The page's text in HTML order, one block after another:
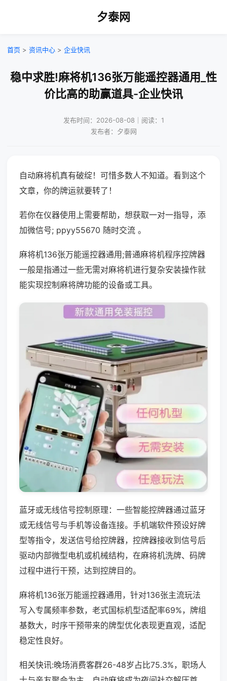
夕泰网
首页 > 资讯中心 > 企业快讯
稳中求胜!麻将机136张万能遥控器通用_性
价比高的助赢道具-企业快讯
发布时间：2026-08-08｜阅读：1
发布者：夕泰网
自动麻将机真有破绽！可惜多数人不知道。看到这个
文章，你的牌运就要转了！
若你在仪器使用上需要帮助，想获取一对一指导，添
加微信号; ppyy55670 随时交流 。
麻将机136张万能遥控器通用;普通麻将机程序控牌器
一般是指通过一些无需对麻将机进行复杂安装操作就
能实现控制麻将牌功能的设备或工具。
蓝牙或无线信号控制原理：一些智能控牌器通过蓝牙
或无线信号与手机等设备连接。手机端软件预设好牌
型等指令，发送信号给控牌器，控牌器接收到信号后
驱动内部微型电机或机械结构，在麻将机洗牌、码牌
过程中进行干预，达到控牌目的。
麻将机136张万能遥控器通用，针对136张主流玩法
写入专属频率参数，老式国标机型适配率69%，牌组
基数大，时序干预带来的牌型优化表现更直观，适配
稳定性良好。
相关快讯:晚场消费客群26-48岁占比75.3%，职场人